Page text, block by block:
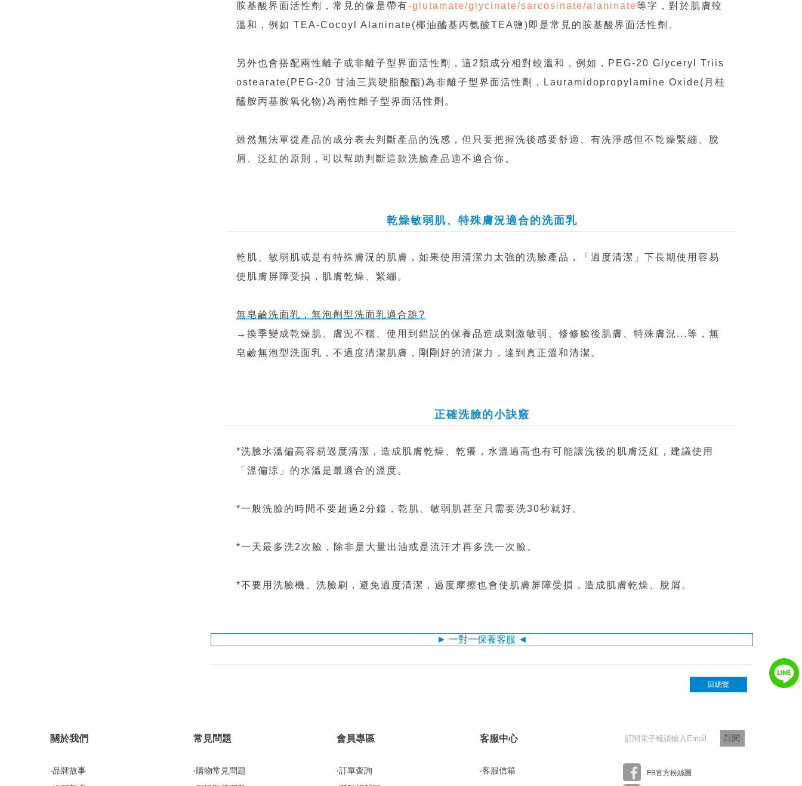
胺基酸界面活性劑，常見的像是帶有-glutamate/glycinate/sarcosinate/alaninate等字，對於肌膚較
溫和，例如 TEA-Cocoyl Alaninate(椰油醯基丙氨酸TEA鹽)即是常見的胺基酸界面活性劑。
另外也會搭配兩性離子或非離子型界面活性劑，這2類成分相對較溫和，例如，PEG-20 Glyceryl Triis
ostearate(PEG-20 甘油三異硬脂酸酯)為非離子型界面活性劑，Lauramidopropylamine Oxide(月桂
醯胺丙基胺氧化物)為兩性離子型界面活性劑。
雖然無法單從產品的成分表去判斷產品的洗感，但只要把握洗後感要舒適、有洗淨感但不乾燥緊繃、脫
屑、泛紅的原則，可以幫助判斷這款洗臉產品適不適合你。
乾燥敏弱肌、特殊膚況適合的洗面乳
乾肌、敏弱肌或是有特殊膚況的肌膚，如果使用清潔力太強的洗臉產品，「過度清潔」下長期使用容易
使肌膚屏障受損，肌膚乾燥、緊繃。
無皂鹼洗面乳，無泡劑型洗面乳適合誰?
→換季變成乾燥肌、膚況不穩、使用到錯誤的保養品造成刺激敏弱、修修臉後肌膚、特殊膚況...等，無
皂鹼無泡型洗面乳，不過度清潔肌膚，剛剛好的清潔力，達到真正溫和清潔。
正確洗臉的小訣竅
*洗臉水溫偏高容易過度清潔，造成肌膚乾燥、乾癢，水溫過高也有可能讓洗後的肌膚泛紅，建議使用
「溫偏涼」的水溫是最適合的溫度。
*一般洗臉的時間不要超過2分鐘，乾肌、敏弱肌甚至只需要洗30秒就好。
*一天最多洗2次臉，除非是大量出油或是流汗才再多洗一次臉。
*不要用洗臉機、洗臉刷，避免過度清潔，過度摩擦也會使肌膚屏障受損，造成肌膚乾燥、脫屑。
► 一對一保養客服 ◄
回總覽
關於我們
‧品牌故事
常見問題
‧購物常見問題
會員專區
‧訂單查詢
客服中心
‧客服信箱
訂閱
FB官方粉絲團